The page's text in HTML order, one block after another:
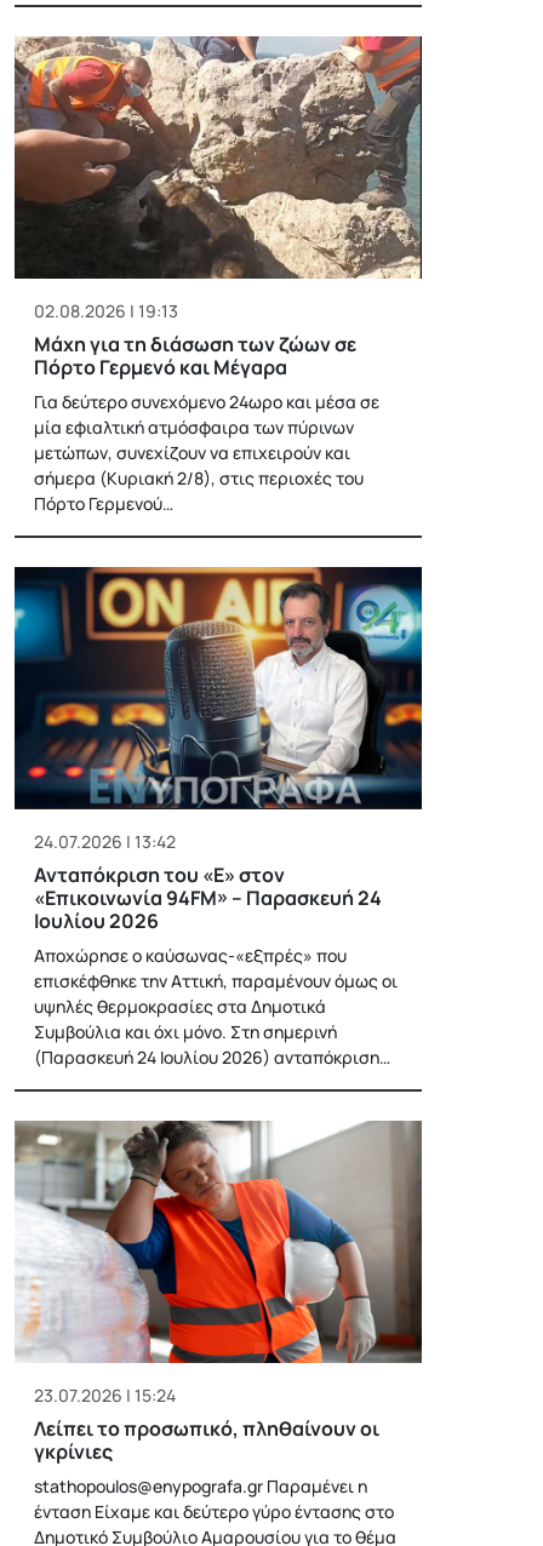
02.08.2026 | 19:13
Μάχη για τη διάσωση των ζώων σε
Πόρτο Γερμενό και Μέγαρα
Για δεύτερο συνεχόμενο 24ωρο και μέσα σε
μία εφιαλτική ατμόσφαιρα των πύρινων
μετώπων, συνεχίζουν να επιχειρούν και
σήμερα (Κυριακή 2/8), στις περιοχές του
Πόρτο Γερμενού…
24.07.2026 | 13:42
Ανταπόκριση του «Ε» στον
«Επικοινωνία 94FM» – Παρασκευή 24
Ιουλίου 2026
Αποχώρησε ο καύσωνας-«εξπρές» που
επισκέφθηκε την Αττική, παραμένουν όμως οι
υψηλές θερμοκρασίες στα Δημοτικά
Συμβούλια και όχι μόνο. Στη σημερινή
(Παρασκευή 24 Ιουλίου 2026) ανταπόκριση…
23.07.2026 | 15:24
Λείπει το προσωπικό, πληθαίνουν οι
γκρίνιες
stathopoulos@enypografa.gr Παραμένει η
ένταση Είχαμε και δεύτερο γύρο έντασης στο
Δημοτικό Συμβούλιο Αμαρουσίου για το θέμα